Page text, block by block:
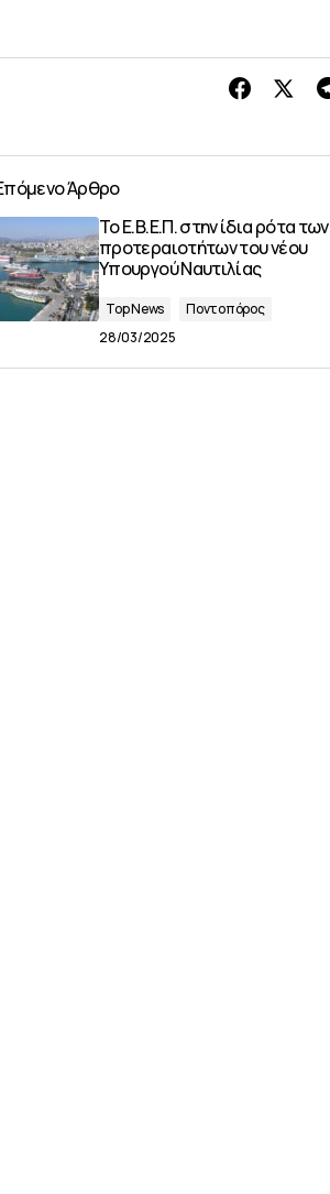
Άρθρο
Το Ε.Β.Ε.Π. στην ίδια ρότα των
προτεραιοτήτων του νέου
Υπουργού Ναυτιλίας
Top News
Ποντοπόρος
28/03/2025